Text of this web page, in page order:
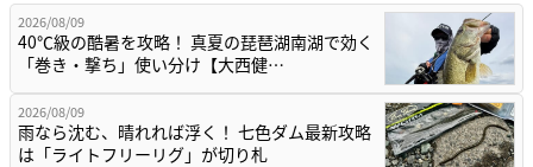
2026/08/09
40℃級の酷暑を攻略！ 真夏の琵琶湖南湖で効く
「巻き・撃ち」使い分け【大西健…
2026/08/09
雨なら沈む、晴れれば浮く！ 七色ダム最新攻略
は「ライトフリーリグ」が切り札